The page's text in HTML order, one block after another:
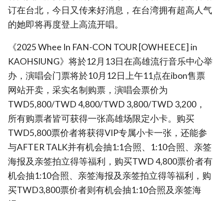
订在台北，今日又传来好消息，在台湾拥有超高人气
的她即将再度登上高流开唱。
《2025 Whee In FAN-CON TOUR [OWHEECE] in
KAOHSIUNG》将於12月13日在高雄流行音乐中心举
办，演唱会门票将於10月12日上午11点在ibon售票
网站开卖，采实名制购票，演唱会票价为
TWD5,800/TWD 4,800/TWD 3,800/TWD 3,200，
所有购票者皆可获得一张高雄场限定小卡。购买
TWD5,800票价者将获得VIP专属小卡一张，还能参
与AFTER TALK并有机会抽1:1合照、1:10合照、亲签
海报及亲签拍立得等福利，购买TWD 4,800票价者有
机会抽1:10合照、亲签海报及亲签拍立得等福利，购
买TWD3,800票价者则有机会抽1:10合照及亲签海